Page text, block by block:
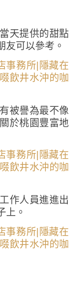
天提供的甜點
友可以參考。
被譽為最不像
於桃園豐富地
作人員進進出
上。